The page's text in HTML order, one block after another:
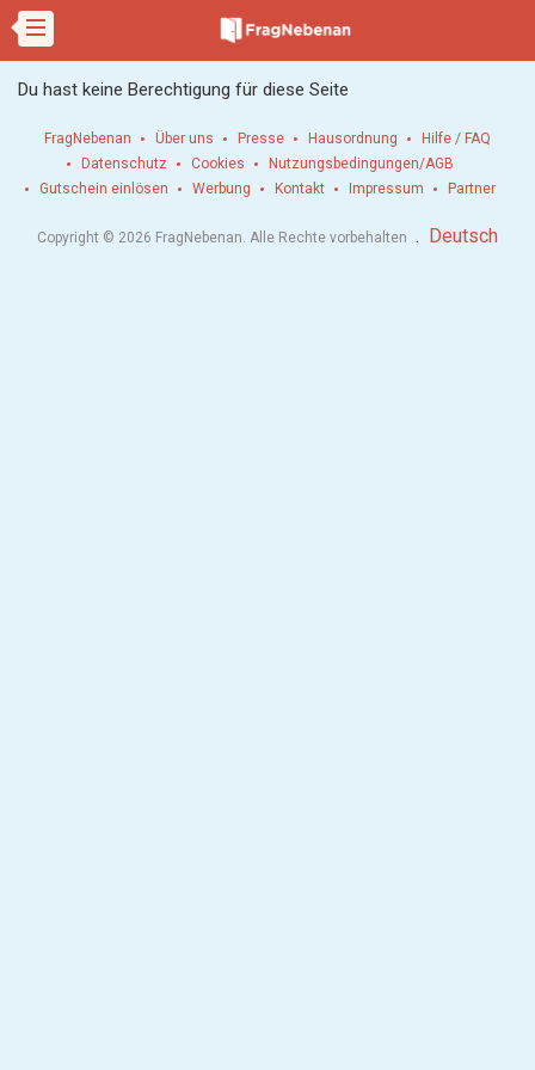
Du hast keine Berechtigung für diese Seite
FragNebenan Über uns Presse Hausordnung
Hilfe / FAQ
Datenschutz
Cookies
Nutzungsbedingungen/AGB
Gutschein einlösen
Werbung Kontakt Impressum Partner
Copyright © 2026 FragNebenan. Alle Rechte vorbehalten . Deutsch